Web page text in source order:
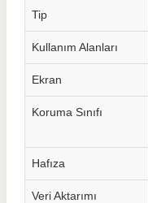
Tip
Kullanım Alanları
Ekran
Koruma Sınıfı
Hafıza
Veri Aktarımı